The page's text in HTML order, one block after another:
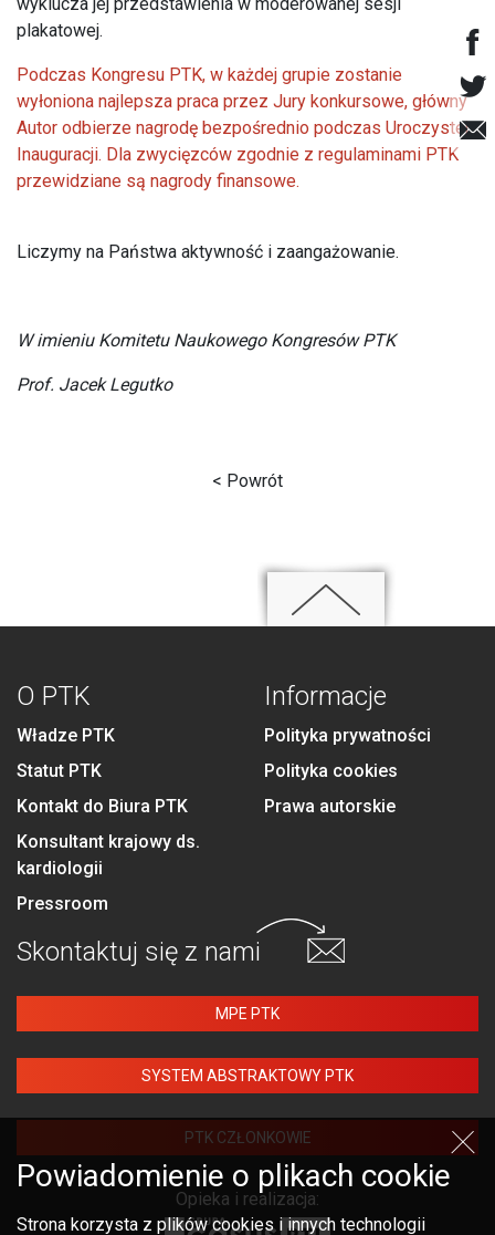
plakatowej.
Podczas Kongresu PTK, w każdej grupie zostanie
wyłoniona najlepsza praca przez Jury konkursowe, główny
Autor odbierze nagrodę bezpośrednio podczas Uroczystej
Inauguracji. Dla zwycięzców zgodnie z regulaminami PTK
przewidziane są nagrody finansowe.
Liczymy na Państwa aktywność i zaangażowanie.
W imieniu Komitetu Naukowego Kongresów PTK
Prof. Jacek Legutko
< Powrót
O PTK
Władze PTK
Statut PTK
Kontakt do Biura PTK
Konsultant krajowy ds.
kardiologii
Pressroom
Informacje
Polityka prywatności
Polityka cookies
Prawa autorskie
Skontaktuj się z nami
MPE PTK
SYSTEM ABSTRAKTOWY PTK
PTK CZŁONKOWIE
Opieka i realizacja:
Powiadomienie o plikach cookie
Strona korzysta z plików cookies i innych technologii